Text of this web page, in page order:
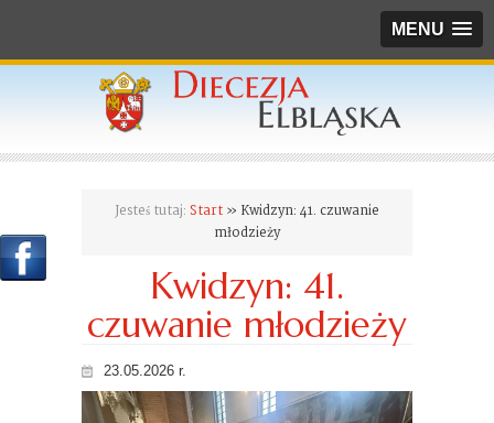
MENU
Jesteś tutaj: Start » Kwidzyn: 41. czuwanie
młodzieży
Kwidzyn: 41.
czuwanie młodzieży
23.05.2026 r.